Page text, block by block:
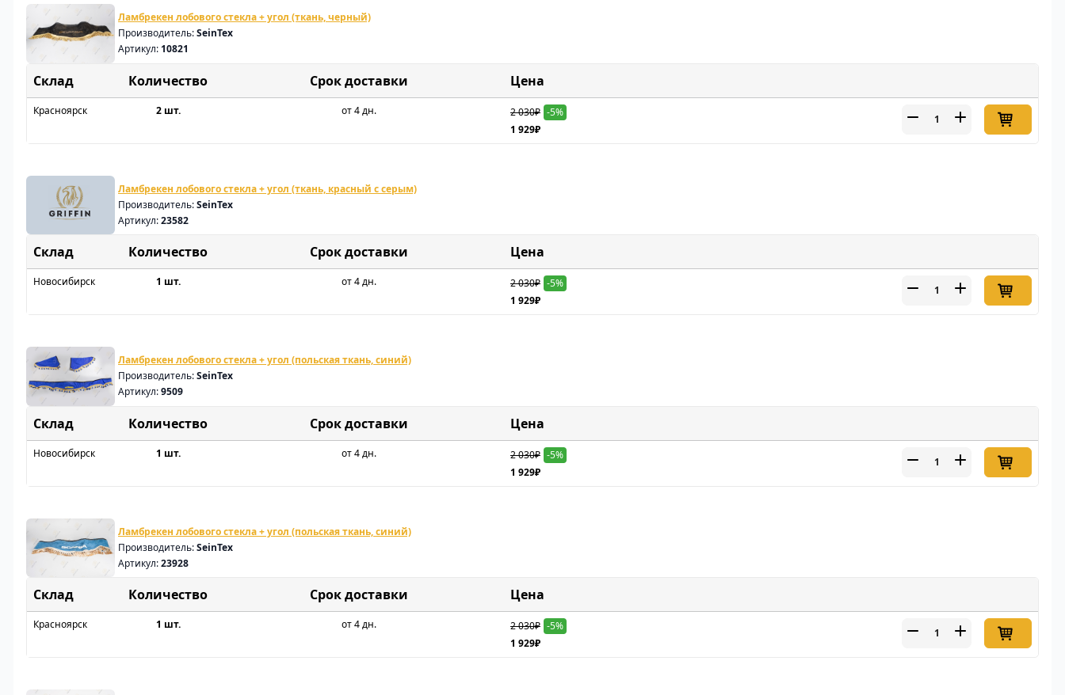
Ламбрекен лобового стекла + угол (ткань, черный)
Производитель:SeinTex
Артикул: 10821
Склад Срок доставки Цена
Красноярск 2 шт. от 4 дн. 2 030₽ -5%
1 929₽
Ламбрекен лобового стекла + угол (ткань, красный с серым)
Производитель:SeinTex
Артикул:23582
Склад Срок доставки Цена
Новосибирск 1 шт. от 4 дн. 2 030₽ -5%
1 929₽
Ламбрекен лобового стекла + угол (польская ткань, синий)
Производитель:SeinTex
Артикул:9509
Склад Срок доставки Цена
Новосибирск 1 шт. от 4 дн. 2 030₽ -5%
1 929₽
Ламбрекен лобового стекла + угол (польская ткань, синий)
Производитель:SeinTex
Артикул:23928
Склад Срок доставки Цена
Красноярск 1 шт. от 4 дн. 2 030₽ -5%
1 929₽